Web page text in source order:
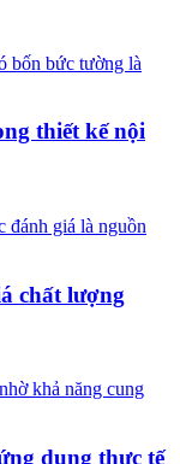
bốn bức tường là
thiết kế nội
đánh giá là nguồn
chất lượng
khả năng cung
dụng thực tế